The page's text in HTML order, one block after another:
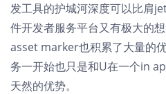
发工具的护城河深度可以比肩
件开发者服务平台又有极大的
asset marker也积累了大量的
务一开始也只是和U在一个in
天然的优势。